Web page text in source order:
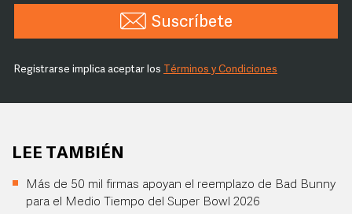
Suscríbete
Registrarse implica aceptar los Términos y Condiciones
LEE TAMBIÉN
Más de 50 mil firmas apoyan el reemplazo de Bad Bunny
para el Medio Tiempo del Super Bowl 2026